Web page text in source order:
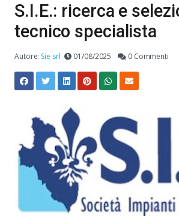
S.I.E.: ricerca e
tecnico specialista
Autore: Sie srl 01/08/2025 0 Commenti